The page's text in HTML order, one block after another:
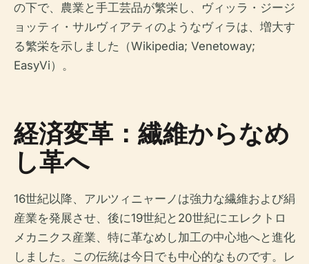
の下で、農業と手工芸品が繁栄し、ヴィッラ・ジージ
ョッティ・サルヴィアティのようなヴィラは、増大す
る繁栄を示しました（Wikipedia; Venetoway;
EasyVi）。
経済変革：繊維からなめ
し革へ
16世紀以降、アルツィニャーノは強力な繊維および絹
産業を発展させ、後に19世紀と20世紀にエレクトロ
メカニクス産業、特に革なめし加工の中心地へと進化
しました。この伝統は今日でも中心的なものです。レ